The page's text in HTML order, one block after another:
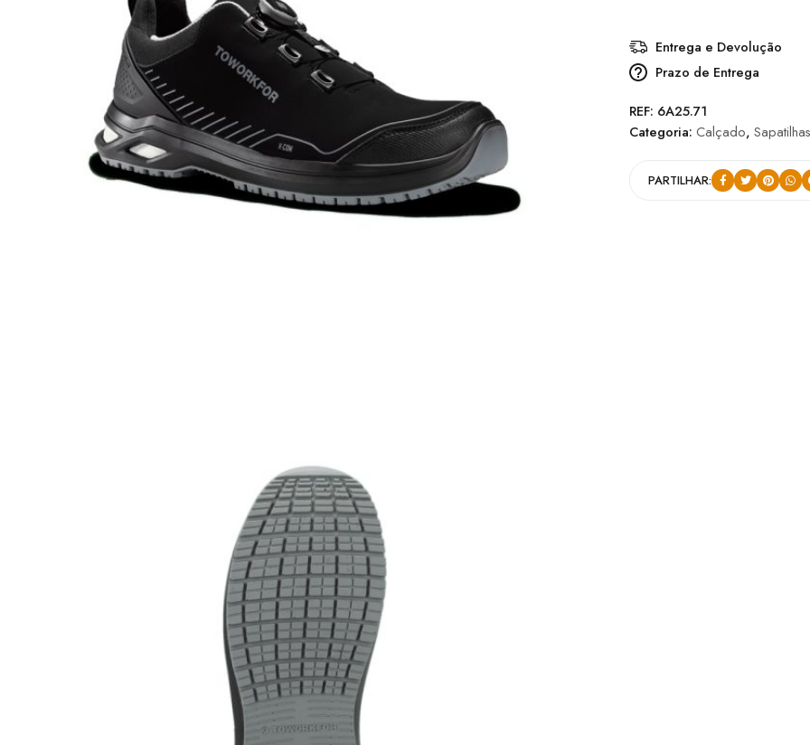
Entrega e Devolução
Prazo de Entrega
REF: 6A25.71
Categoria: Calçado, Sapatilhas
PARTILHAR: